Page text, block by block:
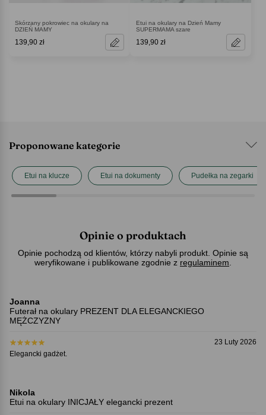
Skórzany pokrowiec na okulary na
DZIEŃ MAMY
139,90 zł
Etui na okulary na Dzień Mamy
SUPERMAMA szare
139,90 zł
Proponowane kategorie
Etui na klucze Etui na dokumenty Pudełka na zegarki
Opinie o produktach
Opinie pochodzą od klientów, którzy nabyli produkt. Opinie są
weryfikowane i publikowane zgodnie z regulaminem
Futerał na okulary PREZENT DLA ELEGANCKIEGO
MĘŻCZYZNY
Joanna
23 Luty 2026
Elegancki gadżet.
Etui na okulary INICJAŁY elegancki prezent
Nikola